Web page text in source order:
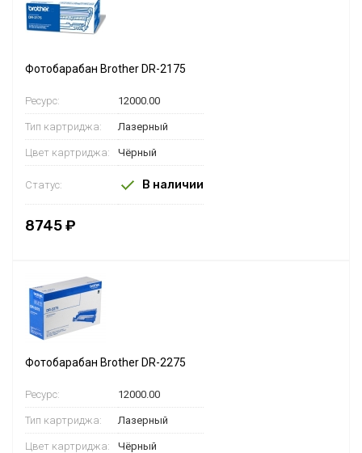
Фотобарабан Brother DR-2175
Ресурс: 12000.00
Тип картриджа: Лазерный
Цвет картриджа: Чёрный
Статус: В наличии
8745 ₽
Фотобарабан Brother DR-2275
Ресурс: 12000.00
Тип картриджа: Лазерный
Цвет картриджа: Чёрный